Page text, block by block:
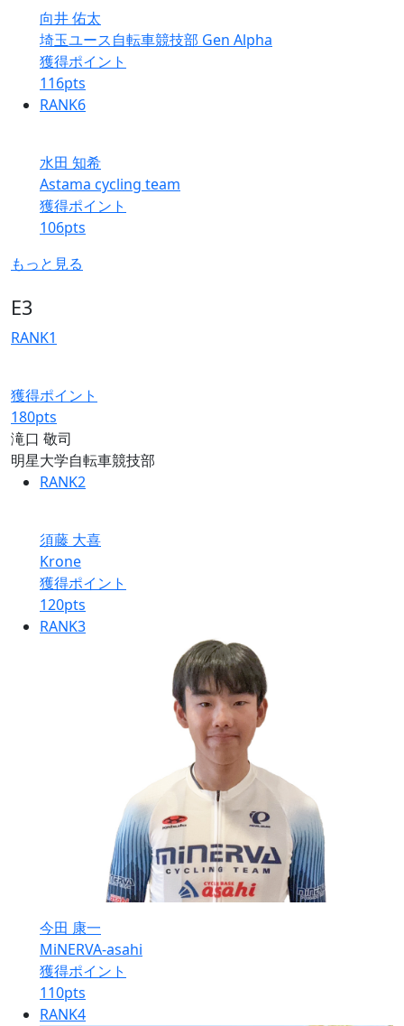
向井 佑太
埼玉ユース自転車競技部 Gen Alpha
獲得ポイント
116pts
RANK6
水田 知希
Astama cycling team
獲得ポイント
106pts
もっと見る
E3
RANK1
獲得ポイント
180pts
滝口 敬司
明星大学自転車競技部
RANK2
須藤 大喜
Krone
獲得ポイント
120pts
RANK3
今田 康一
MiNERVA-asahi
獲得ポイント
110pts
RANK4